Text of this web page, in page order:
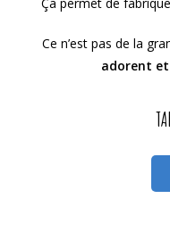
Ce n’est pas de la
adorent et